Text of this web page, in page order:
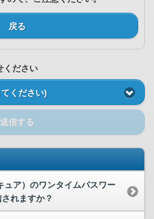
戻る
ください
ください)
送信する
ュア）のワンタイムパスワー
れますか？